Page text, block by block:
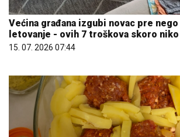
Većina građana izgubi novac pre
letovanje - ovih 7 troškova skoro
15. 07. 2026 07:44